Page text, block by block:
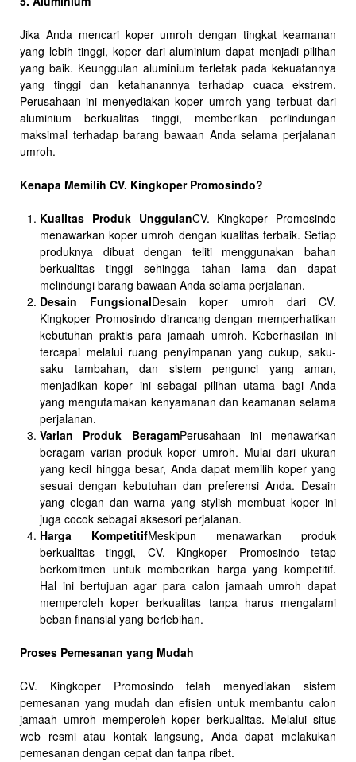
Jika Anda mencari koper umroh dengan tingkat keamanan
yang lebih tinggi, koper dari aluminium dapat menjadi pilihan
yang baik. Keunggulan aluminium terletak pada kekuatannya
yang tinggi dan ketahanannya terhadap cuaca ekstrem.
Perusahaan ini menyediakan koper umroh yang terbuat dari
aluminium berkualitas tinggi, memberikan perlindungan
maksimal terhadap barang bawaan Anda selama perjalanan
umroh.
Kenapa Memilih CV. Kingkoper Promosindo?
Kualitas Produk UnggulanCV. Kingkoper Promosindo
menawarkan koper umroh dengan kualitas terbaik. Setiap
produknya dibuat dengan teliti menggunakan bahan
berkualitas tinggi sehingga tahan lama dan dapat
melindungi barang bawaan Anda selama perjalanan.
Desain FungsionalDesain koper umroh dari CV.
Kingkoper Promosindo dirancang dengan memperhatikan
kebutuhan praktis para jamaah umroh. Keberhasilan ini
tercapai melalui ruang penyimpanan yang cukup, saku-
saku tambahan, dan sistem pengunci yang aman,
menjadikan koper ini sebagai pilihan utama bagi Anda
yang mengutamakan kenyamanan dan keamanan selama
perjalanan.
Varian Produk BeragamPerusahaan ini menawarkan
beragam varian produk koper umroh. Mulai dari ukuran
yang kecil hingga besar, Anda dapat memilih koper yang
sesuai dengan kebutuhan dan preferensi Anda. Desain
yang elegan dan warna yang stylish membuat koper ini
juga cocok sebagai aksesori perjalanan.
Harga KompetitifMeskipun menawarkan produk
berkualitas tinggi, CV. Kingkoper Promosindo tetap
berkomitmen untuk memberikan harga yang kompetitif.
Hal ini bertujuan agar para calon jamaah umroh dapat
memperoleh koper berkualitas tanpa harus mengalami
beban finansial yang berlebihan.
Proses Pemesanan yang Mudah
CV. Kingkoper Promosindo telah menyediakan sistem
pemesanan yang mudah dan efisien untuk membantu calon
jamaah umroh memperoleh koper berkualitas. Melalui situs
web resmi atau kontak langsung, Anda dapat melakukan
pemesanan dengan cepat dan tanpa ribet.